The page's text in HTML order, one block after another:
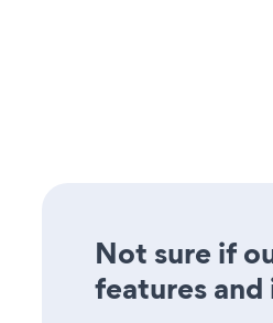
Not sure if
features